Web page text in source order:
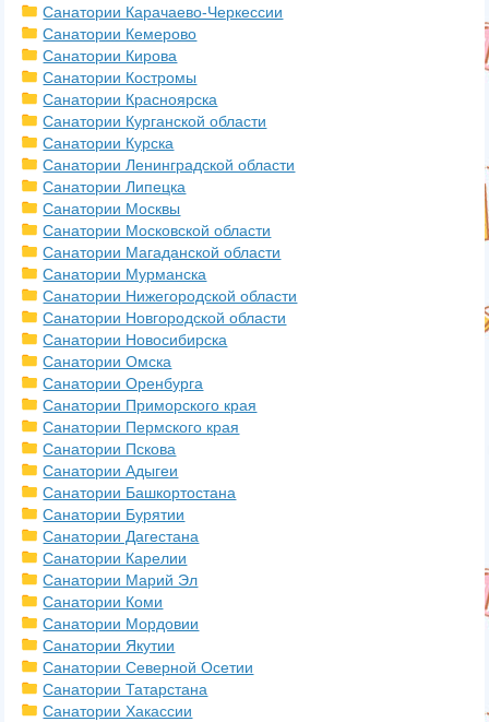
Санатории Карачаево-Черкессии
Санатории Кемерово
Санатории Кирова
Санатории Костромы
Санатории Красноярска
Санатории Курганской области
Санатории Курска
Санатории Ленинградской области
Санатории Липецка
Санатории Москвы
Санатории Московской области
Санатории Магаданской области
Санатории Мурманска
Санатории Нижегородской области
Санатории Новгородской области
Санатории Новосибирска
Санатории Омска
Санатории Оренбурга
Санатории Приморского края
Санатории Пермского края
Санатории Пскова
Санатории Адыгеи
Санатории Башкортостана
Санатории Бурятии
Санатории Дагестана
Санатории Карелии
Санатории Марий Эл
Санатории Коми
Санатории Мордовии
Санатории Якутии
Санатории Северной Осетии
Санатории Татарстана
Санатории Хакассии